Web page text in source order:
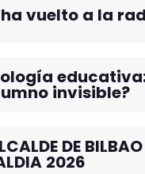
vuelto a la
invisible?
DE
2026